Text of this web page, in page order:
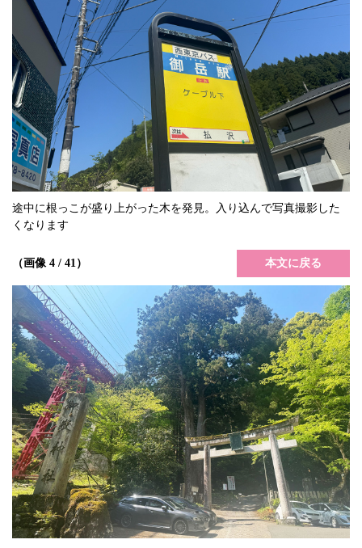
途中に根っこが盛り上がった木を発見。入り込んで写真撮影した
くなります
（画像 4 / 41） 本文に戻る